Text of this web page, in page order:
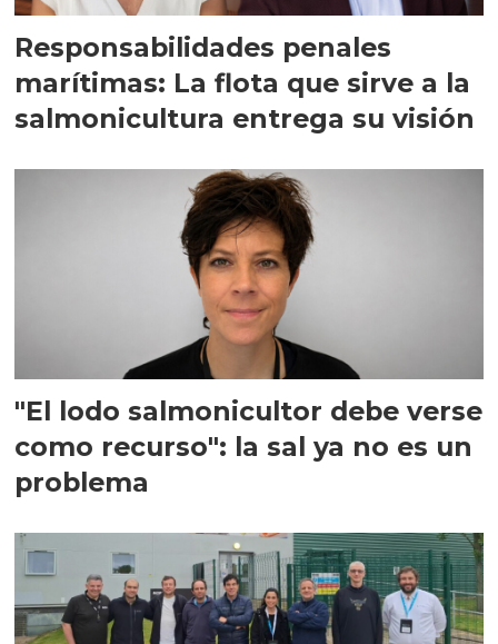
Responsabilidades penales
marítimas: La flota que sirve a la
salmonicultura entrega su visión
"El lodo salmonicultor debe verse
como recurso": la sal ya no es un
problema